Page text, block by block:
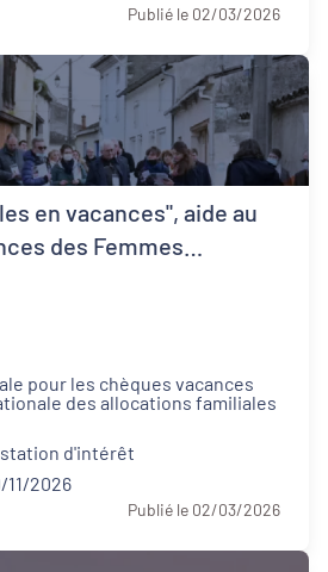
Publié le 02/03/2026
en vacances", aide au
des Femmes
et de leurs proches
pour les chèques vacances
des allocations familiales
d'intérêt
11/2026
Publié le 02/03/2026